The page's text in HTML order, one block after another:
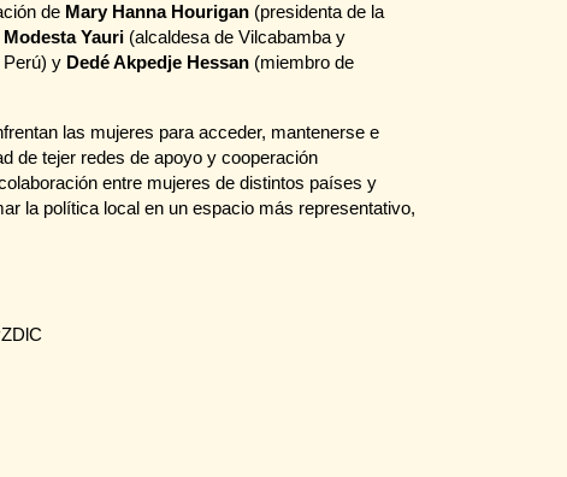
de Mary Hanna Hourigan (presidenta de la
Modesta Yauri (alcaldesa de Vilcabamba y
Perú) y Dedé Akpedje Hessan (miembro de
las mujeres para acceder, mantenerse e
de tejer redes de apoyo y cooperación
entre mujeres de distintos países y
la política local en un espacio más representativo,